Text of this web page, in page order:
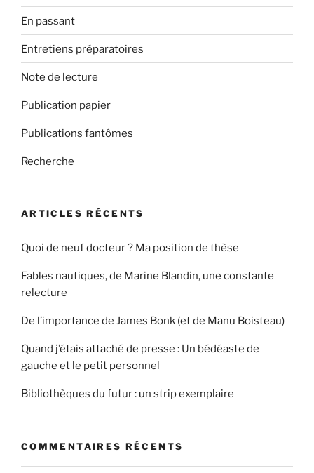
En passant
Entretiens préparatoires
Note de lecture
Publication papier
Publications fantômes
Recherche
ARTICLES RÉCENTS
Quoi de neuf docteur ? Ma position de thèse
Fables nautiques, de Marine Blandin, une constante
relecture
De l’importance de James Bonk (et de Manu Boisteau)
Quand j’étais attaché de presse : Un bédéaste de
gauche et le petit personnel
Bibliothèques du futur : un strip exemplaire
COMMENTAIRES RÉCENTS